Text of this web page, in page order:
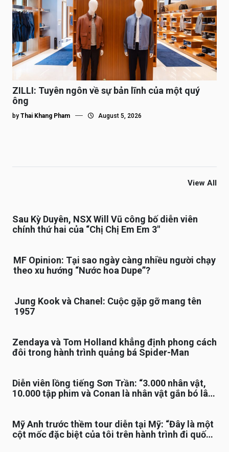
ZILLI: Tuyên ngôn về sự bản lĩnh của một quý
ông
by Thai Khang Pham August 5, 2026
View All
Sau Kỳ Duyên, NSX Will Vũ công bố diễn viên
chính thứ hai của “Chị Chị Em Em 3″
MF Opinion: Tại sao ngày càng nhiều người chạy
theo xu hướng “Nước hoa Dupe”?
Jung Kook và Chanel: Cuộc gặp gỡ mang tên
1957
Zendaya và Tom Holland khẳng định phong cách
đôi trong hành trình quảng bá Spider-Man
Diễn viên lồng tiếng Sơn Trần: “3.000 nhân vật,
10.000 tập phim và Conan là nhân vật gắn bó lâu
Mỹ Anh trước thềm tour diễn tại Mỹ: “Đây là một
cột mốc đặc biệt của tôi trên hành trình đi quốc